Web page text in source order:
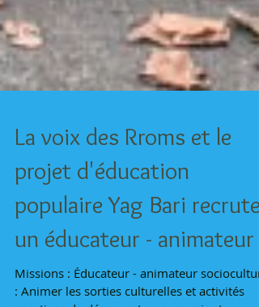
La voix des Rroms et le
projet d'éducation
populaire Yag Bari recrute
un éducateur - animateur s